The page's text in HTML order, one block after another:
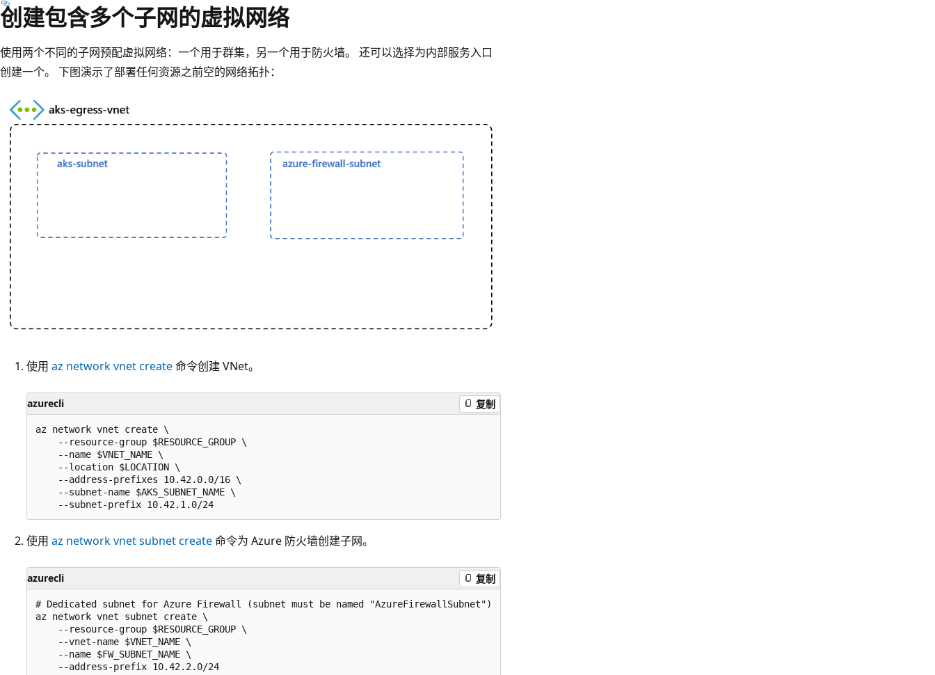
创建包含多个子网的虚拟网络
使用两个不同的子网预配虚拟网络：一个用于群集，另一个用于防火墙。 还可以选择为内部服务入口
创建一个。 下图演示了部署任何资源之前空的网络拓扑：
使用 az network vnet create命令创建 VNet。
azurecli 复制
az network vnet create \
    --resource-group $RESOURCE_GROUP \
    --name $VNET_NAME \
    --location $LOCATION \
    --address-prefixes 10.42.0.0/16 \
    --subnet-name $AKS_SUBNET_NAME \
使用 az network vnet subnet create命令为 Azure 防火墙创建子网。
azurecli 复制
# Dedicated subnet for Azure Firewall (subnet must be named "AzureFirewallSubnet")
az network vnet subnet create \
    --resource-group $RESOURCE_GROUP \
    --vnet-name $VNET_NAME \
    --name $FW_SUBNET_NAME \